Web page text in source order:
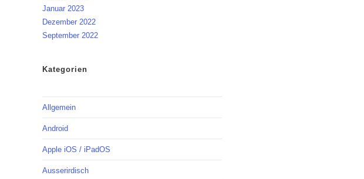
Januar 2023
Dezember 2022
September 2022
Kategorien
Allgemein
Android
Apple iOS / iPadOS
Ausserirdisch